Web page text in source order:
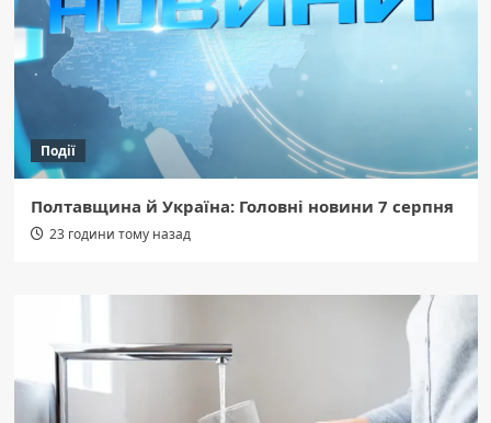
Події
Полтавщина й Україна: Головні новини 7 серпня
23 години тому назад